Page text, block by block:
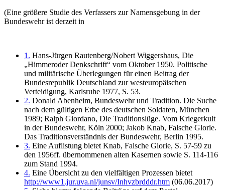
(Eine größere Studie des Verfassers zur Namensgebung in der
Bundeswehr ist derzeit in
1. Hans-Jürgen Rautenberg/Nobert Wiggershaus, Die
„Himmeroder Denkschrift“ vom Oktober 1950. Politische
und militärische Überlegungen für einen Beitrag der
Bundesrepublik Deutschland zur westeuropäischen
Verteidigung, Karlsruhe 1977, S. 53.
2. Donald Abenheim, Bundeswehr und Tradition. Die Suche
nach dem gültigen Erbe des deutschen Soldaten, München
1989; Ralph Giordano, Die Traditionslüge. Vom Kriegerkult
in der Bundeswehr, Köln 2000; Jakob Knab, Falsche Glorie.
Das Traditionsverständnis der Bundeswehr, Berlin 1995.
3. Eine Auflistung bietet Knab, Falsche Glorie, S. 57-59 zu
den 1956ff. übernommenen alten Kasernen sowie S. 114-116
zum Stand 1994.
4. Eine Übersicht zu den vielfältigen Prozessen bietet
http://www1.jur.uva.nl/junsv/Inhvzbrdddr.htm (06.06.2017)